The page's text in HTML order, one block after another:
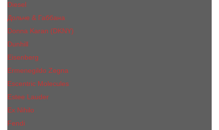
Diesel
Дольче & Габбана
Donna Karan (DKNY)
Dunhill
Eisenberg
Ermenegildo Zegna
Escentric Molecules
Еsteе Lаudеr
Ex Nihilo
Fendi